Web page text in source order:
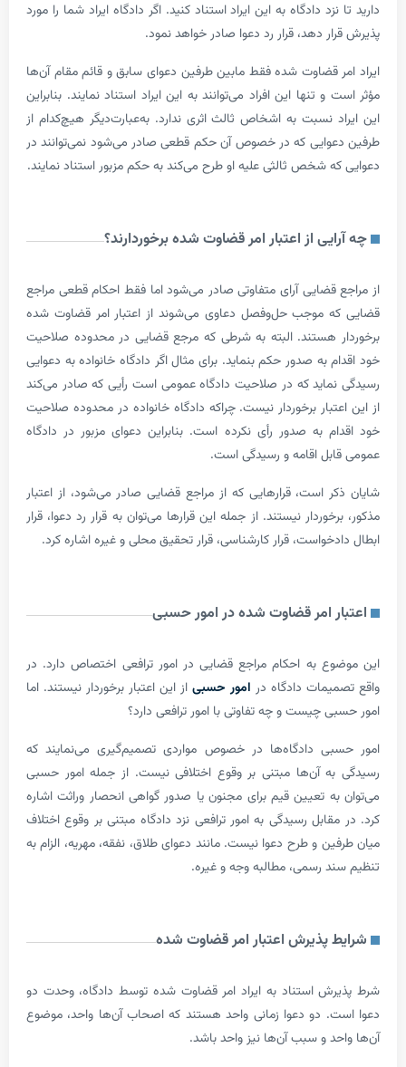
نزد دادگاه به این ایراد استناد کنید. اگر دادگاه ایراد شما را مورد
دهد، قرار رد دعوا صادر خواهد نمود.
قضاوت شده فقط مابین طرفین دعوای سابق و قائم­ مقام آن‌­ها
و تنها این افراد می­‌توانند به این ایراد استناد نمایند. بنابراین
نسبت به اشخاص ثالث اثری ندارد. به‌عبارت‌دیگر هیچ‌کدام از
که در خصوص آن حکم قطعی صادر می‌شود نمی‌­توانند در
که شخص ثالثی علیه او طرح می‌کند به حکم مزبور استناد نمایند.
از اعتبار امر قضاوت شده برخوردارند؟
قضایی آرای متفاوتی صادر می­‌شود اما فقط احکام قطعی مراجع
موجب حل‌­و‌فصل دعاوی می­‌شوند از اعتبار امر قضاوت شده
هستند. البته به شرطی که مرجع قضایی در محدوده­ صلاحیت
به صدور حکم بنماید. برای مثال اگر دادگاه خانواده به دعوایی
نماید که در صلاحیت دادگاه عمومی است رأیی که صادر می‌کند
برخوردار نیست. چرا­که دادگاه خانواده در محدوده‌ صلاحیت
به صدور رأی نکرده است. بنابراین دعوای مزبور در دادگاه
اقامه و رسیدگی است.
است، قرار‌­هایی که از مراجع قضایی صادر می‌شود، از اعتبار
نیستند. از جمله این قرارها می‌توان به قرار رد دعوا، قرار
قرار کارشناسی، قرار تحقیق محلی و غیره اشاره کرد.
امر قضاوت شده در امور حسبی
به احکام مراجع قضایی در امور ترافعی اختصاص دارد. در
دادگاه درامور حسبی از این اعتبار برخوردار نیستند. اما
چیست و چه تفاوتی با امور ترافعی دارد؟
دادگاه­‌ها در خصوص مواردی تصمیم‌گیری می­‌نمایند که
به آن‌ها مبتنی بر وقوع اختلافی نیست. از جمله امور حسبی
به تعیین قیم برای مجنون یا صدور گواهی انحصار وراثت اشاره
رسیدگی به امور ترافعی نزد دادگاه مبتنی بر وقوع اختلاف
و طرح دعوا نیست. مانند دعوای طلاق، نفقه، مهریه، الزام به
رسمی، مطالبه وجه و غیره.
پذیرش اعتبار امر قضاوت شده
استناد به ایراد امر قضاوت شده توسط دادگاه، وحدت دو
دو دعوا زمانی واحد هستند که اصحاب آن­‌ها واحد، موضوع
و سبب آن­‌ها نیز واحد باشد.